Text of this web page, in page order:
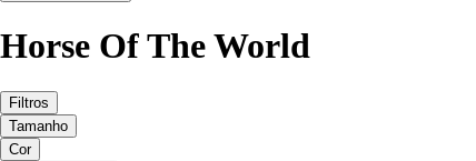
Horse Of The World
Filtros
Tamanho
Cor